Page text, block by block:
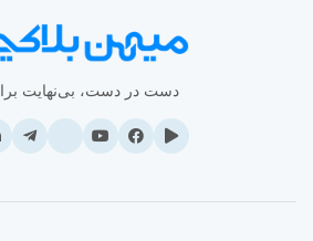
دست در دست، بی‌نهایت